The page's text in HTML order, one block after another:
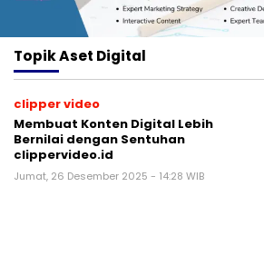
TopikAset Digital
clipper video
Membuat Konten Digital Lebih
Bernilai dengan Sentuhan
clippervideo.id
Jumat, 26 Desember 2025 - 14:28 WIB